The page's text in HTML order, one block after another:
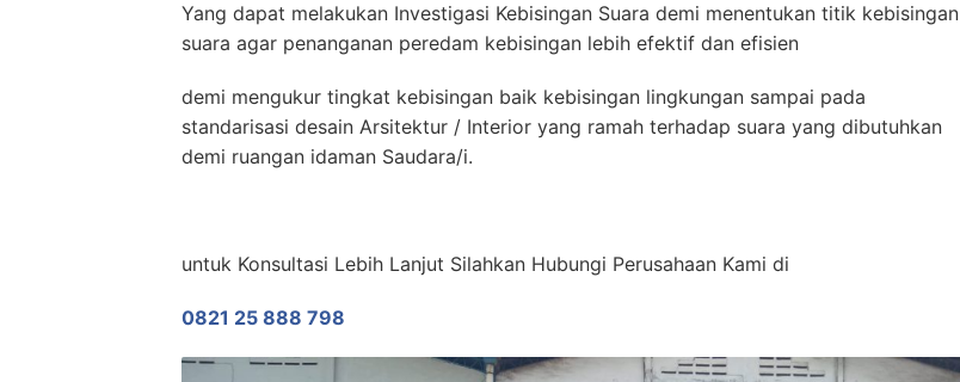
Yang dapat melakukan Investigasi Kebisingan Suara demi menentukan titik kebisingan
suara agar penanganan peredam kebisingan lebih efektif dan efisien
demi mengukur tingkat kebisingan baik kebisingan lingkungan sampai pada
standarisasi desain Arsitektur / Interior yang ramah terhadap suara yang dibutuhkan
demi ruangan idaman Saudara/i.
untuk Konsultasi Lebih Lanjut Silahkan Hubungi Perusahaan Kami di
0821 25 888 798